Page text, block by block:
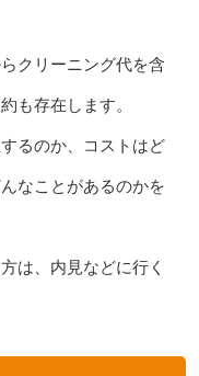
クリーニング代を含
も存在します。
るのか、コストはど
なことがあるのかを
は、内見などに行く